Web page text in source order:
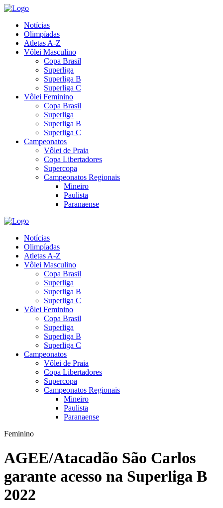
Notícias
Olimpíadas
Atletas A-Z
Vôlei Masculino
Copa Brasil
Superliga
Superliga B
Superliga C
Vôlei Feminino
Copa Brasil
Superliga
Superliga B
Superliga C
Campeonatos
Vôlei de Praia
Copa Libertadores
Supercopa
Campeonatos Regionais
Mineiro
Paulista
Paranaense
Notícias
Olimpíadas
Atletas A-Z
Vôlei Masculino
Copa Brasil
Superliga
Superliga B
Superliga C
Vôlei Feminino
Copa Brasil
Superliga
Superliga B
Superliga C
Campeonatos
Vôlei de Praia
Copa Libertadores
Supercopa
Campeonatos Regionais
Mineiro
Paulista
Paranaense
Feminino
AGEE/Atacadão São Carlos
garante acesso na Superliga B
2022